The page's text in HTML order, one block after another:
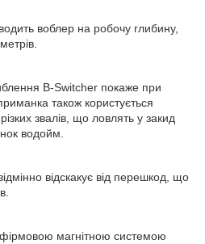
воблер на робочу глибину,
B-Switcher покаже при
також користується
різких звалів, що ловлять у закид
водойм.
відскакує від перешкод, що
магнітною системою